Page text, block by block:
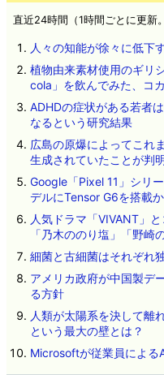
直近24時間（1時間ごとに更新
人々の知能が徐々に低下
植物由来素材使用のギリ
cola」を飲んでみた、コ
ADHDの症状がある若者
なるという研究結果
広島の原爆によってこれ
生成されていたことが判
Google「Pixel 11」シリ
デルにTensor G6を搭載か
人気ドラマ「VIVANT」
「乃木ののり塩」「野崎
細菌と古細菌はそれぞれ
アメリカ政府が中国製デ
る方針
人類が太陽系を決して離
という最大の壁とは？
Microsoftが従業員による